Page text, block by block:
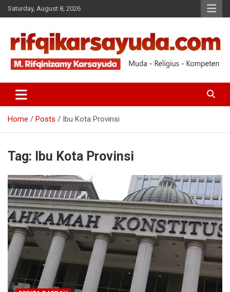
Saturday, August 8, 2026
RIFQI KARSAYUDA
Home Posts Ibu Kota Provinsi
Tag: Ibu Kota Provinsi